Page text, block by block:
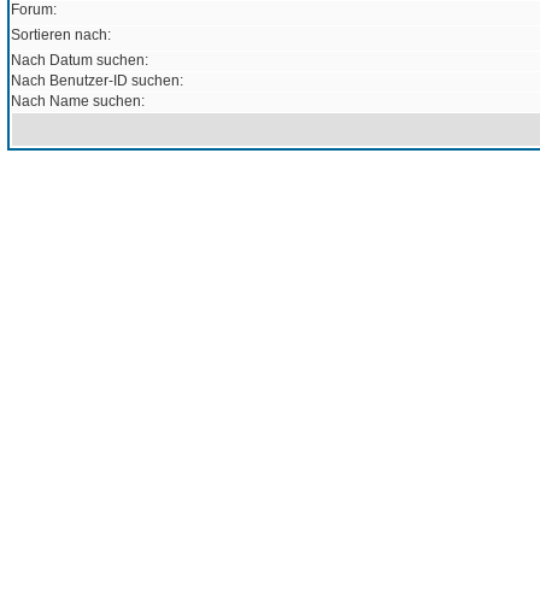
Forum:
Sortieren nach:
Nach Datum suchen:
Nach Benutzer-ID suchen:
Nach Name suchen: